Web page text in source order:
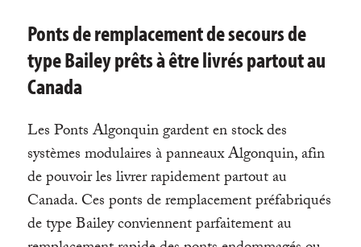
Ponts de remplacement de secours de
type Bailey prêts à être livrés partout au
Canada
Les Ponts Algonquin gardent en stock des
systèmes modulaires à panneaux Algonquin, afin
de pouvoir les livrer rapidement partout au
Canada. Ces ponts de remplacement préfabriqués
de type Bailey conviennent parfaitement au